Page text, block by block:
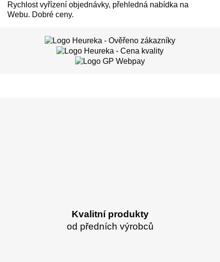
Rychlost vyřízení objednávky, přehledná nabídka na
Webu. Dobré ceny.
Kvalitní produkty
od předních výrobců